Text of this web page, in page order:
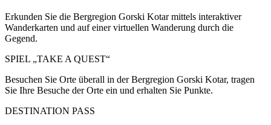
Erkunden Sie die Bergregion Gorski Kotar mittels interaktiver
Wanderkarten und auf einer virtuellen Wanderung durch die
Gegend.
SPIEL „TAKE A QUEST“
Besuchen Sie Orte überall in der Bergregion Gorski Kotar, tragen
Sie Ihre Besuche der Orte ein und erhalten Sie Punkte.
DESTINATION PASS